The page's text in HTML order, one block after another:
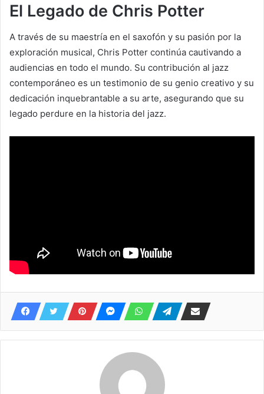
El Legado de Chris Potter
A través de su maestría en el saxofón y su pasión por la
exploración musical, Chris Potter continúa cautivando a
audiencias en todo el mundo. Su contribución al jazz
contemporáneo es un testimonio de su genio creativo y su
dedicación inquebrantable a su arte, asegurando que su
legado perdure en la historia del jazz.